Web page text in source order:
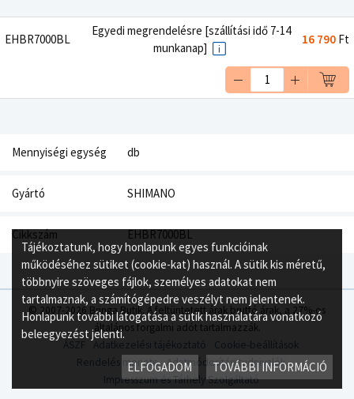
EHBR7000BL
Egyedi megrendelésre [szállítási idő 7-14
munkanap]
16 790 Ft
Mennyiségi egység db
Gyártó SHIMANO
Cikkszám EHBR7000BL
© 2007-2026 Bringa Butik. A feltüntetett árak bruttó árak, a 27%-os
általános forgalmi adót tartalmazzák.
ÁSZF
Adatkezelési tájékoztató
Cookie-beállítások
Rendelés menete
Adatmódosítási tudnivalók
Impresszum és Tárhely Szolgáltató
Tájékoztatunk, hogy honlapunk egyes funkcióinak
működéséhez sütiket (cookie-kat) használ. A sütik kis méretű,
többnyire szöveges fájlok, személyes adatokat nem
tartalmaznak, a számítógépedre veszélyt nem jelentenek.
Honlapunk további látogatása a sütik használatára vonatkozó
beleegyezést jelenti.
ELFOGADOM TOVÁBBI INFORMÁCIÓ